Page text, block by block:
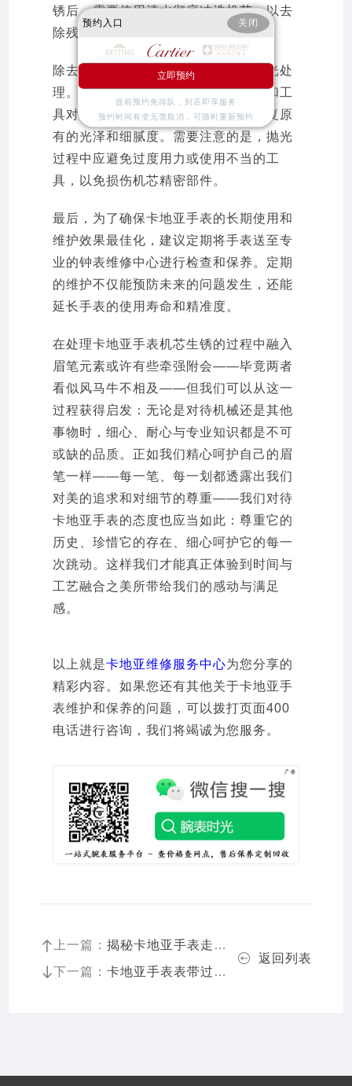
锈后，需要使用清水彻底冲洗机芯，以去
除残留的化学品。
除去锈迹后，下一步是对机芯进行抛光处
理。这一步骤需要使用专业的抛光剂和工
具对机芯表面进行抛光处理，使其恢复原
有的光泽和细腻度。需要注意的是，抛光
过程中应避免过度用力或使用不当的工
具，以免损伤机芯精密部件。
最后，为了确保卡地亚手表的长期使用和
维护效果最佳化，建议定期将手表送至专
业的钟表维修中心进行检查和保养。定期
的维护不仅能预防未来的问题发生，还能
延长手表的使用寿命和精准度。
在处理卡地亚手表机芯生锈的过程中融入
眉笔元素或许有些牵强附会——毕竟两者
看似风马牛不相及——但我们可以从这一
过程获得启发：无论是对待机械还是其他
事物时，细心、耐心与专业知识都是不可
或缺的品质。正如我们精心呵护自己的眉
笔一样——每一笔、每一划都透露出我们
对美的追求和对细节的尊重——我们对待
卡地亚手表的态度也应当如此：尊重它的
历史、珍惜它的存在、细心呵护它的每一
次跳动。这样我们才能真正体验到时间与
工艺融合之美所带给我们的感动与满足
感。
以上就是卡地亚维修服务中心为您分享的
精彩内容。如果您还有其他关于卡地亚手
表维护和保养的问题，可以拨打页面400
电话进行咨询，我们将竭诚为您服务。
上一篇：揭秘卡地亚手表走快之谜：隐藏在精密工艺背后的秘密
下一篇：卡地亚手表表带过短解决技巧（调整方法与选购建议）
返回列表
预约入口 关闭
立即预约
提前预约免排队，到店即享服务
预约时间有变无需取消，可随时重新预约